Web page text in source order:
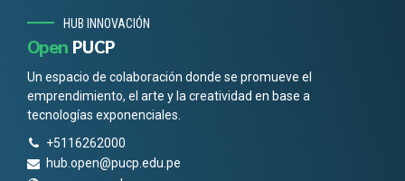
HUB INNOVACIÓN
Open PUCP
Un espacio de colaboración donde se promueve el
emprendimiento, el arte y la creatividad en base a
tecnologías exponenciales.
+5116262000
hub.open@pucp.edu.pe